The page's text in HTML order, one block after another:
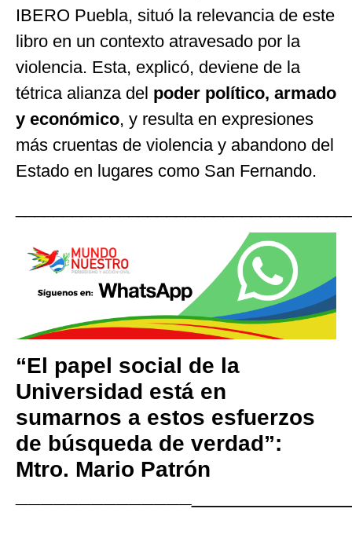
IBERO Puebla, situó la relevancia de este
libro en un contexto atravesado por la
violencia. Esta, explicó, deviene de la
tétrica alianza del poder político, armado
y económico, y resulta en expresiones
más cruentas de violencia y abandono del
Estado en lugares como San Fernando.
“El papel social de la
Universidad está en
sumarnos a estos esfuerzos
de búsqueda de verdad”:
Mtro. Mario Patrón